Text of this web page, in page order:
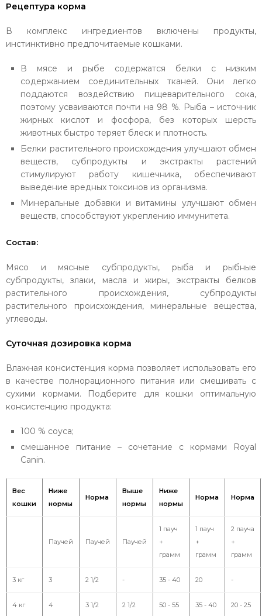
Рецептура корма
В комплекс ингредиентов включены продукты,
инстинктивно предпочитаемые кошками.
В мясе и рыбе содержатся белки с низким
содержанием соединительных тканей. Они легко
поддаются воздействию пищеварительного сока,
поэтому усваиваются почти на 98 %. Рыба – источник
жирных кислот и фосфора, без которых шерсть
животных быстро теряет блеск и плотность.
Белки растительного происхождения улучшают обмен
веществ, субпродукты и экстракты растений
стимулируют работу кишечника, обеспечивают
выведение вредных токсинов из организма.
Минеральные добавки и витамины улучшают обмен
веществ, способствуют укреплению иммунитета.
Состав:
Мясо и мясные субпродукты, рыба и рыбные
субпродукты, злаки, масла и жиры, экстракты белков
растительного происхождения, субпродукты
растительного происхождения, минеральные вещества,
углеводы.
Суточная дозировка корма
Влажная консистенция корма позволяет использовать его
в качестве полнорационного питания или смешивать с
сухими кормами. Подберите для кошки оптимальную
консистенцию продукта:
100 % соуса;
смешанное питание – сочетание с кормами Royal
Canin.
Вес
кошки
Ниже
нормы
Норма
Выше
нормы
Ниже
нормы
Норма Норма
Паучей Паучей Паучей
1 пауч
+
грамм
1 пауч
+
грамм
2 пауча
+
грамм
3 кг 3 2 1/2 - 35 - 40 20 -
4 кг 4 3 1/2 2 1/2 50 - 55 35 - 40 20 - 25